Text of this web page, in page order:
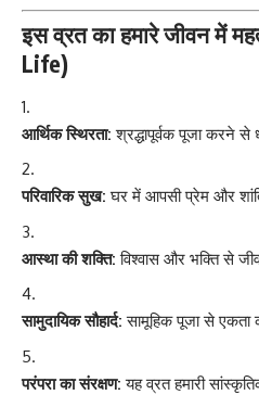
इस व्रत का हमारे जीवन में
Life)
आर्थिक स्थिरता: श्रद्धापूर्वक पूजा करने से
परिवारिक सुख: घर में आपसी प्रेम और
आस्था की शक्ति: विश्वास और भक्ति से
सामुदायिक सौहार्द: सामूहिक पूजा से एकता
परंपरा का संरक्षण: यह व्रत हमारी